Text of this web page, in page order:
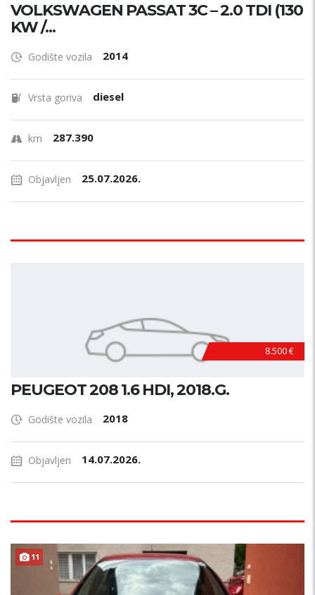
VOLKSWAGEN PASSAT 3C – 2.0 TDI (130
KW /...
Godište vozila 2014
Vrsta goriva diesel
km 287.390
Objavljen 25.07.2026.
8.500 €
PEUGEOT 208 1.6 HDI, 2018.G.
Godište vozila 2018
Objavljen 14.07.2026.
11